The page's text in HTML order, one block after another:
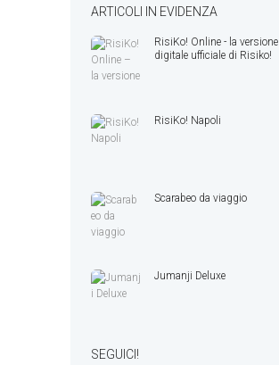
ARTICOLI IN EVIDENZA
RisiKo! Online - la versione
digitale ufficiale di Risiko!
RisiKo! Napoli
Scarabeo da viaggio
Jumanji Deluxe
SEGUICI!